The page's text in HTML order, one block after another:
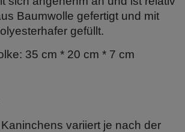
Baumwolle gefertigt und mit
gefüllt.
35 cm * 20 cm * 7 cm
variiert je nach der